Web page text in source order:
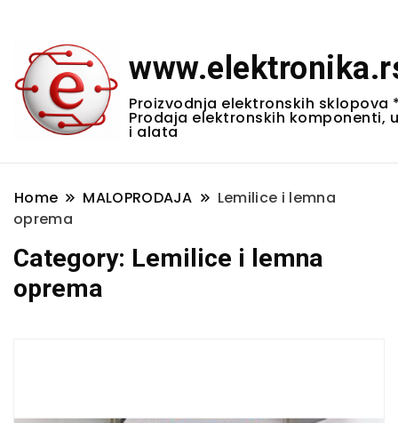
Proizvodnja elektronskih sklopova
Prodaja elektronskih komponenti,
i alata
Home MALOPRODAJA
Lemilice i lemna
oprema
Category: Lemilice i lemna
oprema